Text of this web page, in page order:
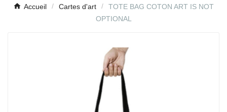
Accueil Cartes d'art
TOTE BAG COTON ART IS NOT
OPTIONAL